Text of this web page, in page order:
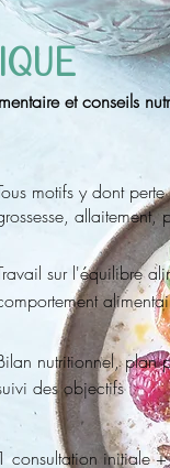
et conseils
sur l'équilibre
nutritionnel, plan
des objectifs
1 consultation initiale +
motifs y dont
allaitement,